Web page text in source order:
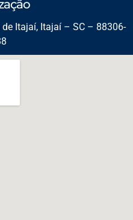
Itajaí, Itajaí – SC – 88306-